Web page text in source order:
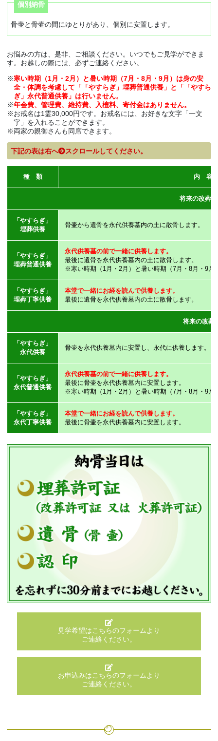
個別納骨
骨壷と骨壷の間にゆとりがあり、個別に安置します。
お悩みの方は、是非、ご相談ください。いつでもご見学ができま
す。お越しの際には、必ずご連絡ください。
寒い時期（1月・2月）と暑い時期（7月・8月・9月）は身の安
全・体調を考慮して「「やすらぎ」埋葬普通供養」と「「やすら
ぎ」永代普通供養」は行いません。
年会費、管理費、維持費、入檀料、寄付金はありません。
お戒名は1霊30,000円です。お戒名には、お好きな文字「一文
字」を入れることができます。
両家の親御さんも同席できます。
下記の表は右へ スクロールしてください。
種 類 内 容
将来の改葬
「やすらぎ」
埋葬供養
骨壷から遺骨を永代供養墓内の土に散骨します。
「やすらぎ」
埋葬普通供養
永代供養墓の前で一緒に供養します。
最後に遺骨を永代供養墓内の土に散骨します。
※寒い時期（1月・2月）と暑い時期（7月・8月・9
「やすらぎ」
埋葬丁寧供養
本堂で一緒にお経を読んで供養します。
最後に遺骨を永代供養墓内の土に散骨します。
将来の改葬
「やすらぎ」
永代供養
骨壷を永代供養墓内に安置し、永代に供養します。
「やすらぎ」
永代普通供養
永代供養墓の前で一緒に供養します。
最後に骨壷を永代供養墓内に安置します。
※寒い時期（1月・2月）と暑い時期（7月・8月・9
「やすらぎ」
永代丁寧供養
本堂で一緒にお経を読んで供養します。
最後に骨壷を永代供養墓内に安置します。
見学希望はこちらのフォームより
ご連絡ください。
お申込みはこちらのフォームより
ご連絡ください。